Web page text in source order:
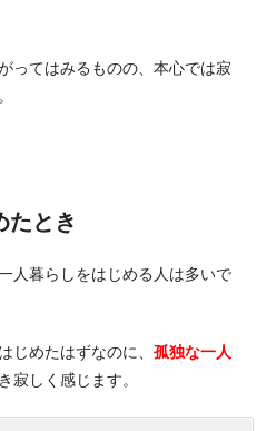
ってはみるものの、本心では寂
たとき
人暮らしをはじめる人は多いで
じめたはずなのに、 孤独な一人
寂しく感じます。